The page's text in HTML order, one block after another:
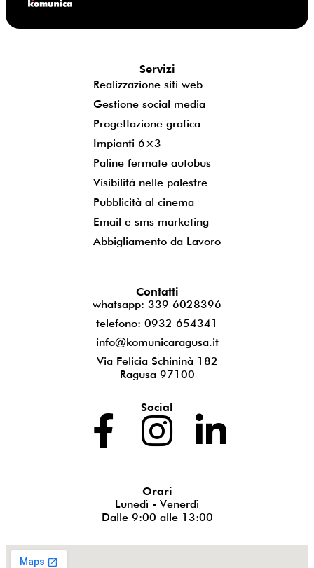
Servizi
Realizzazione siti web
Gestione social media
Progettazione grafica
Impianti 6×3
Paline fermate autobus
Visibilità nelle palestre
Pubblicità al cinema
Email e sms marketing
Abbigliamento da Lavoro
Contatti
whatsapp: 339 6028396
telefono: 0932 654341
info@komunicaragusa.it
Via Felicia Schininà 182
Ragusa 97100
Social
Orari
Lunedì - Venerdì
Dalle 9:00 alle 13:00